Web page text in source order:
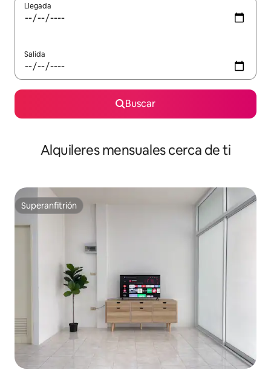
Llegada
Salida
Buscar
Alquileres mensuales cerca de ti
Superanfitrión
Superanfitrión